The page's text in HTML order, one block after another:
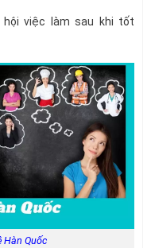
việc làm sau khi tốt
Hàn Quốc